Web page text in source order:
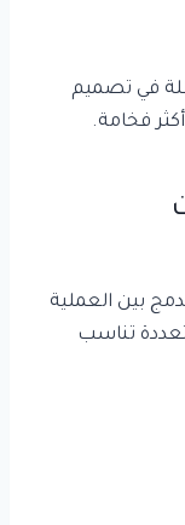
في تصميم
فخامة.
بين العملية
تناسب